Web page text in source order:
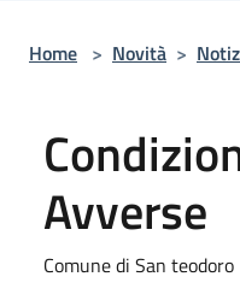
Home > Novità >
Avverse
Comune di San teodoro